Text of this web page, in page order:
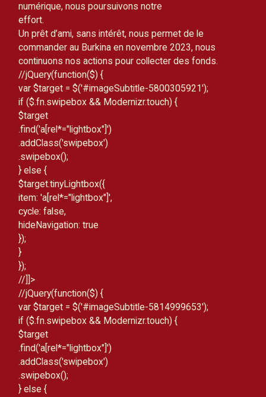
numérique, nous poursuivons notre
effort.
Un prêt d’ami, sans intérêt, nous permet de le
commander au Burkina en novembre 2023, nous
continuons nos actions pour collecter des fonds.
//jQuery(function($) {
var $target = $('#imageSubtitle-5800305921');
if ($.fn.swipebox && Modernizr.touch) {
$target
.find('a[rel*="lightbox"]')
.addClass('swipebox')
.swipebox();
} else {
$target.tinyLightbox({
item: 'a[rel*="lightbox"]',
cycle: false,
hideNavigation: true
});
}
});
//]]>
//jQuery(function($) {
var $target = $('#imageSubtitle-5814999653');
if ($.fn.swipebox && Modernizr.touch) {
$target
.find('a[rel*="lightbox"]')
.addClass('swipebox')
.swipebox();
} else {